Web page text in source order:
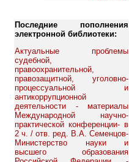
Последние пополнения
электронной библиотеки:
Актуальные проблемы
судебной,
правоохранительной,
правозащитной, уголовно-
процессуальной и
антикоррупционной
деятельности - материалы
Международной научно-
практической конференции- в
2 ч. / отв. ред. В.А. Семенцов-
Министерство науки и
высшего образования